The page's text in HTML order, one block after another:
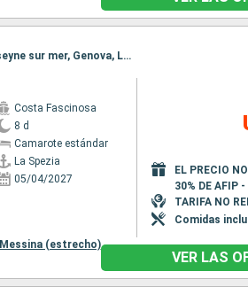
Itinerario : La Spezia, Civitavecchia - Roma, Salerno, Messina (estrecho), Toulon LA seyne sur mer, Genova, La Spezia
Costa Fascinosa
8 d
Camarote estándar
La Spezia
05/04/2027
EL PRECIO
30% DE AFIP
TARIFA NO
Comidas
Messina (estrecho)
VER LAS